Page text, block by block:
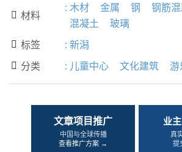
 材料
: 木材 金属 钢
钢筋
混凝土
玻璃
 标签 : 新潟
 分类 : 儿童中心 文化建筑
文章项目推广
中国与全球传播
查看推广方案 →
业
真
提